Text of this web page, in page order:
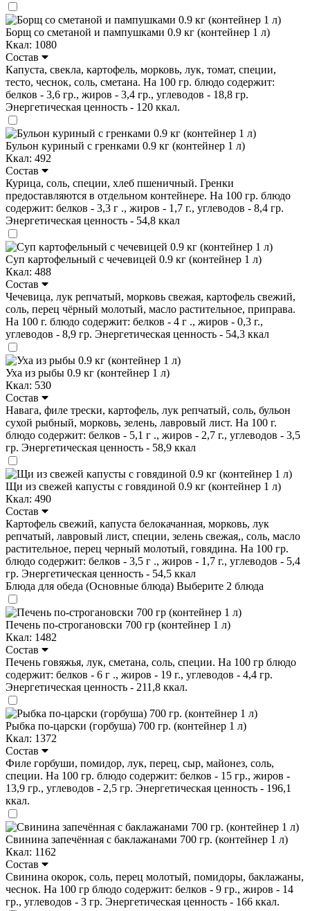
Борщ со сметаной и пампушками 0.9 кг (контейнер 1 л)
Ккал: 1080
Состав
Капуста, свекла, картофель, морковь, лук, томат, специи,
тесто, чеснок, соль, сметана. На 100 гр. блюдо содержит:
белков - 3,6 гр., жиров - 3,4 гр., углеводов - 18,8 гр.
Энергетическая ценность - 120 ккал.
Бульон куриный с гренками 0.9 кг (контейнер 1 л)
Ккал: 492
Состав
Курица, соль, специи, хлеб пшеничный. Гренки
предоставляются в отдельном контейнере. На 100 гр. блюдо
содержит: белков - 3,3 г ., жиров - 1,7 г., углеводов - 8,4 гр.
Энергетическая ценность - 54,8 ккал
Суп картофельный с чечевицей 0.9 кг (контейнер 1 л)
Ккал: 488
Состав
Чечевица, лук репчатый, морковь свежая, картофель свежий,
соль, перец чёрный молотый, масло растительное, приправа.
На 100 г. блюдо содержит: белков - 4 г ., жиров - 0,3 г.,
углеводов - 8,9 гр. Энергетическая ценность - 54,3 ккал
Уха из рыбы 0.9 кг (контейнер 1 л)
Ккал: 530
Состав
Навага, филе трески, картофель, лук репчатый, соль, бульон
сухой рыбный, морковь, зелень, лавровый лист. На 100 г.
блюдо содержит: белков - 5,1 г ., жиров - 2,7 г., углеводов - 3,5
гр. Энергетическая ценность - 58,9 ккал
Щи из свежей капусты с говядиной 0.9 кг (контейнер 1 л)
Ккал: 490
Состав
Картофель свежий, капуста белокачанная, морковь, лук
репчатый, лавровый лист, специи, зелень свежая,, соль, масло
растительное, перец черный молотый, говядина. На 100 гр.
блюдо содержит: белков - 3,5 г ., жиров - 1,7 г., углеводов - 5,4
гр. Энергетическая ценность - 54,5 ккал
Блюда для обеда (Основные блюда) Выберите 2 блюда
Печень по-строгановски 700 гр (контейнер 1 л)
Ккал: 1482
Состав
Печень говяжья, лук, сметана, соль, специи. На 100 гр блюдо
содержит: белков - 6 г ., жиров - 19 г., углеводов - 4,4 гр.
Энергетическая ценность - 211,8 ккал.
Рыбка по-царски (горбуша) 700 гр. (контейнер 1 л)
Ккал: 1372
Состав
Филе горбуши, помидор, лук, перец, сыр, майонез, соль,
специи. На 100 гр. блюдо содержит: белков - 15 гр., жиров -
13,9 гр., углеводов - 2,5 гр. Энергетическая ценность - 196,1
ккал.
Свинина запечённая с баклажанами 700 гр. (контейнер 1 л)
Ккал: 1162
Состав
Свинина окорок, соль, перец молотый, помидоры, баклажаны,
чеснок. На 100 гр блюдо содержит: белков - 9 гр., жиров - 14
гр., углеводов - 3 гр. Энергетическая ценность - 166 ккал.